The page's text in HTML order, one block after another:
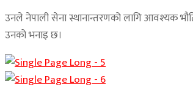
उनले नेपाली सेना स्थानान्तरणको लागि आवश्यक
उनको भनाइ छ।